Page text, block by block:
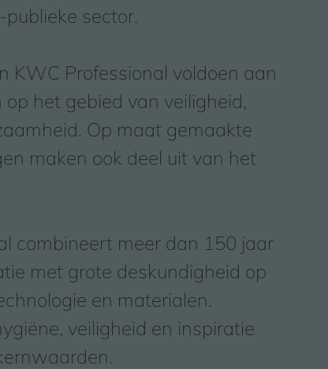
sector.
KWC Professional voldoen aan
het gebied van veiligheid,
Op maat gemaakte
maken ook deel uit van het
combineert meer dan 150 jaar
met grote deskundigheid op
en materialen.
veiligheid en inspiratie